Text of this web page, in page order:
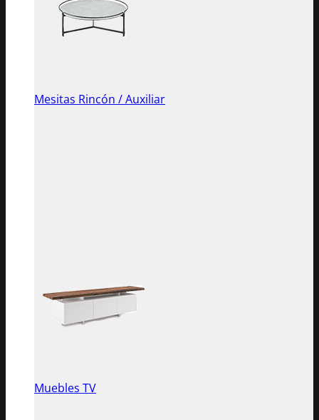
Mesitas Rincón / Auxiliar
Muebles TV